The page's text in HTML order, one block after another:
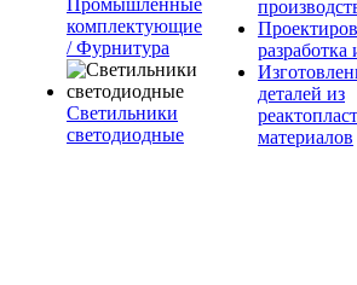
Промышленные
комплектующие
/ Фурнитура
Светильники
светодиодные
разработка
деталей из
материалов